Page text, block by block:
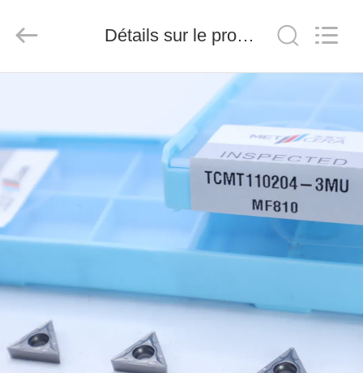
MAISON
PRODUITS
VIDÉO
À
PROPOS
DE
Advanced
Materials
Rights
Détails sur le produit